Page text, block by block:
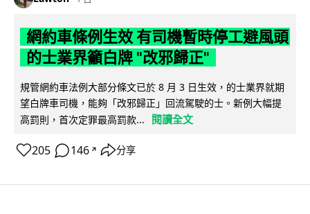
網約車條例生效 有司機暫時停工避風頭
的士業界籲白牌 "改邪歸正"
規管網約車法例大部分條文已於 8 月 3 日生效，的士業界就期
望白牌車司機，能夠「改邪歸正」回流駕駛的士。新例大幅提
高罰則，首次定罪最高罰款...
閱讀全文
205 146 ↗ 分享